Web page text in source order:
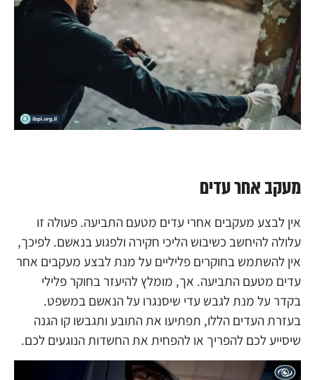
מעקב אחר עדים
אין לבצע מעקבים אחרי עדים מטעם התביעה. פעולה זו
עלולה להיחשב כשיבוש הליכי חקירה ולפגוע בנאשם. לפיכך,
אין להשתמש בחוקרים פליליים על מנת לבצע מעקבים אחר
עדים מטעם התביעה. אך, מומלץ להיעזר בחוקר פלילי
בקדר על מנת לגבש עדי שיסנגרו על הנאשם במשפט.
בעזרת העדים הללו, תפתיעו את התובע ותגבשו קו הגנה
שיסייע לכם להפריך או להפחית את החשדות הנוגעים לכם.